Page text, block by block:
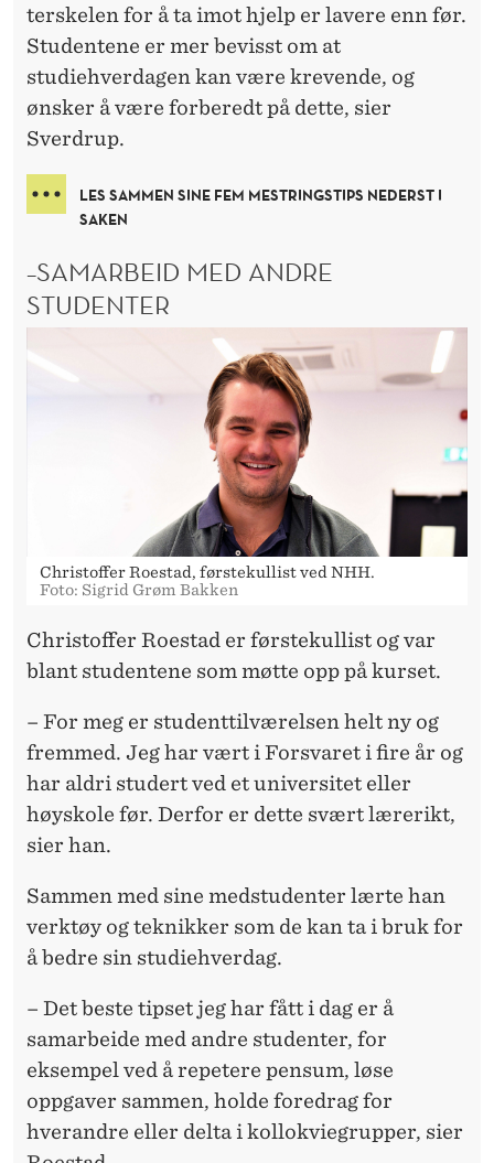
terskelen for å ta imot hjelp er lavere enn før.
Studentene er mer bevisst om at
studiehverdagen kan være krevende, og
ønsker å være forberedt på dette, sier
Sverdrup.
LES SAMMEN SINE FEM MESTRINGSTIPS NEDERST I
SAKEN
–SAMARBEID MED ANDRE
STUDENTER
Christoffer Roestad, førstekullist ved NHH.
Foto: Sigrid Grøm Bakken
Christoffer Roestad er førstekullist og var
blant studentene som møtte opp på kurset.
– For meg er studenttilværelsen helt ny og
fremmed. Jeg har vært i Forsvaret i fire år og
har aldri studert ved et universitet eller
høyskole før. Derfor er dette svært lærerikt,
sier han.
Sammen med sine medstudenter lærte han
verktøy og teknikker som de kan ta i bruk for
å bedre sin studiehverdag.
– Det beste tipset jeg har fått i dag er å
samarbeide med andre studenter, for
eksempel ved å repetere pensum, løse
oppgaver sammen, holde foredrag for
hverandre eller delta i kollokviegrupper, sier